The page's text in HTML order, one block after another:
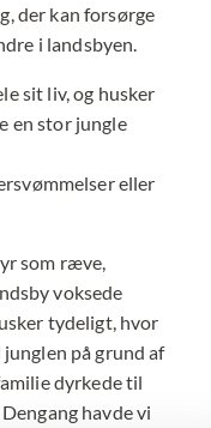
der kan forsørge
i landsbyen.
sit liv, og husker
en stor jungle
eller
som ræve,
voksede
tydeligt, hvor
på grund af
dyrkede til
havde vi